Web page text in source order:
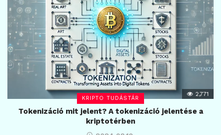
KRIPTO TUDÁSTÁR
2,771
Tokenizáció mit jelent? A tokenizáció jelentése a
kriptotérben